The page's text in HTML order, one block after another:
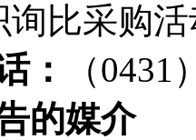
询比采购
： （0431
的媒介